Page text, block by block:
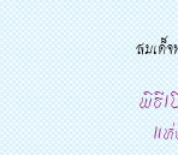
สมเด็
พิธีเ
แ